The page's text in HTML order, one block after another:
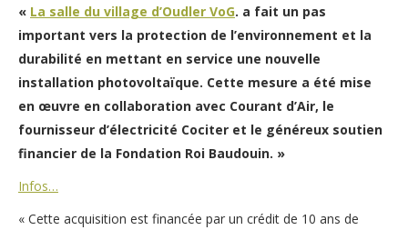
« La salle du village d’Oudler VoG. a fait un pas
important vers la protection de l’environnement et la
durabilité en mettant en service une nouvelle
installation photovoltaïque. Cette mesure a été mise
en œuvre en collaboration avec Courant d’Air, le
fournisseur d’électricité Cociter et le généreux soutien
financier de la Fondation Roi Baudouin. »
Infos…
« Cette acquisition est financée par un crédit de 10 ans de